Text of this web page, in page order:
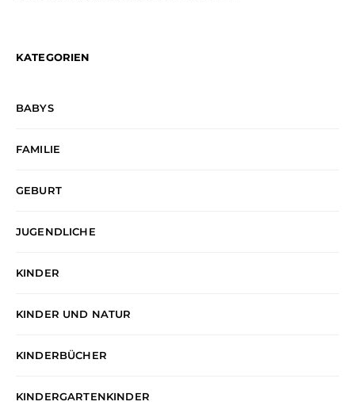
KATEGORIEN
BABYS
FAMILIE
GEBURT
JUGENDLICHE
KINDER
KINDER UND NATUR
KINDERBÜCHER
KINDERGARTENKINDER